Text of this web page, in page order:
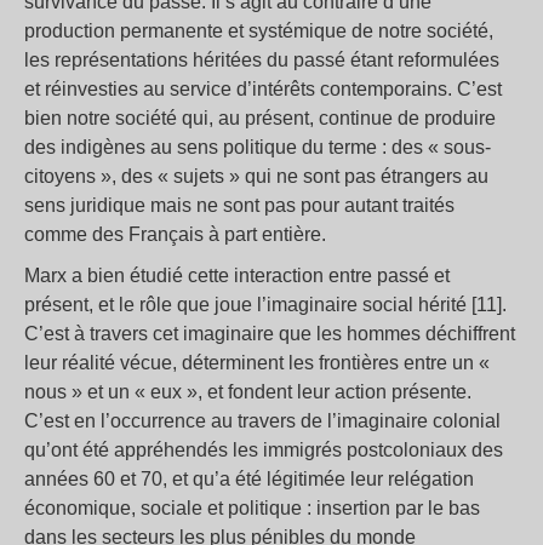
production permanente et systémique de notre société,
les représentations héritées du passé étant reformulées
et réinvesties au service d’intérêts contemporains. C’est
bien notre société qui, au présent, continue de produire
des indigènes au sens politique du terme : des « sous-
citoyens », des « sujets » qui ne sont pas étrangers au
sens juridique mais ne sont pas pour autant traités
comme des Français à part entière.
Marx a bien étudié cette interaction entre passé et
présent, et le rôle que joue l’imaginaire social hérité [11].
C’est à travers cet imaginaire que les hommes déchiffrent
leur réalité vécue, déterminent les frontières entre un «
nous » et un « eux », et fondent leur action présente.
C’est en l’occurrence au travers de l’imaginaire colonial
qu’ont été appréhendés les immigrés postcoloniaux des
années 60 et 70, et qu’a été légitimée leur relégation
économique, sociale et politique : insertion par le bas
dans les secteurs les plus pénibles du monde